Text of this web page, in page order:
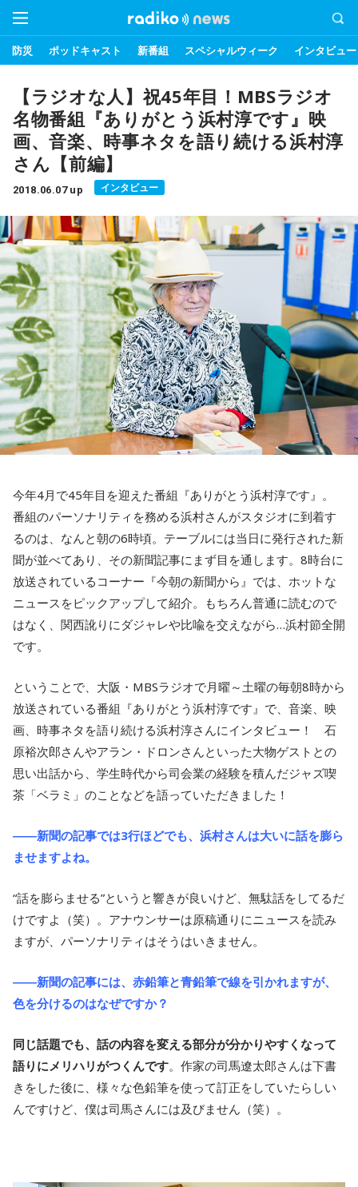
防災 ポッドキャスト 新番組 スペシャルウィーク インタビュー
【ラジオな人】祝45年目！MBSラジオ
名物番組『ありがとう浜村淳です』映
画、音楽、時事ネタを語り続ける浜村淳
さん【前編】
2018.06.07 up インタビュー
今年4月で45年目を迎えた番組『ありがとう浜村淳です』。
番組のパーソナリティを務める浜村さんがスタジオに到着す
るのは、なんと朝の6時頃。テーブルには当日に発行された新
聞が並べてあり、その新聞記事にまず目を通します。8時台に
放送されているコーナー『今朝の新聞から』では、ホットな
ニュースをピックアップして紹介。もちろん普通に読むので
はなく、関西訛りにダジャレや比喩を交えながら…浜村節全開
です。
ということで、大阪・MBSラジオで月曜～土曜の毎朝8時から
放送されている番組『ありがとう浜村淳です』で、音楽、映
画、時事ネタを語り続ける浜村淳さんにインタビュー！ 石
原裕次郎さんやアラン・ドロンさんといった大物ゲストとの
思い出話から、学生時代から司会業の経験を積んだジャズ喫
茶「ベラミ」のことなどを語っていただきました！
――新聞の記事では3行ほどでも、浜村さんは大いに話を膨ら
ませますよね。
“話を膨らませる”というと響きが良いけど、無駄話をしてるだ
けですよ（笑）。アナウンサーは原稿通りにニュースを読み
ますが、パーソナリティはそうはいきません。
――新聞の記事には、赤鉛筆と青鉛筆で線を引かれますが、
色を分けるのはなぜですか？
同じ話題でも、話の内容を変える部分が分かりやすくなって
語りにメリハリがつくんです。作家の司馬遼太郎さんは下書
きをした後に、様々な色鉛筆を使って訂正をしていたらしい
んですけど、僕は司馬さんには及びません（笑）。